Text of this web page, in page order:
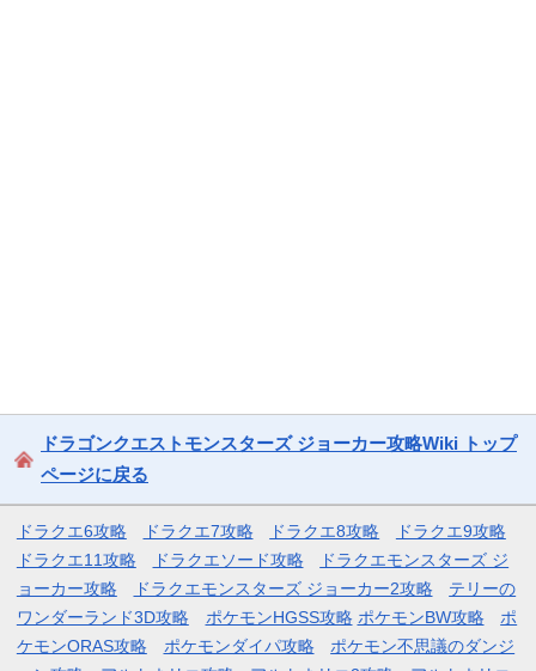
ドラゴンクエストモンスターズ ジョーカー攻略Wiki トップ
ページに戻る
ドラクエ6攻略 ドラクエ7攻略 ドラクエ8攻略
ドラクエ9攻略
ドラクエ11攻略
ドラクエソード攻略
ドラクエモンスターズ ジ
ョーカー攻略
ドラクエモンスターズ ジョーカー2攻略
テリーの
ワンダーランド3D攻略
ポケモンHGSS攻略 ポケモンBW攻略
ポ
ケモンORAS攻略
ポケモンダイパ攻略
ポケモン不思議のダンジ